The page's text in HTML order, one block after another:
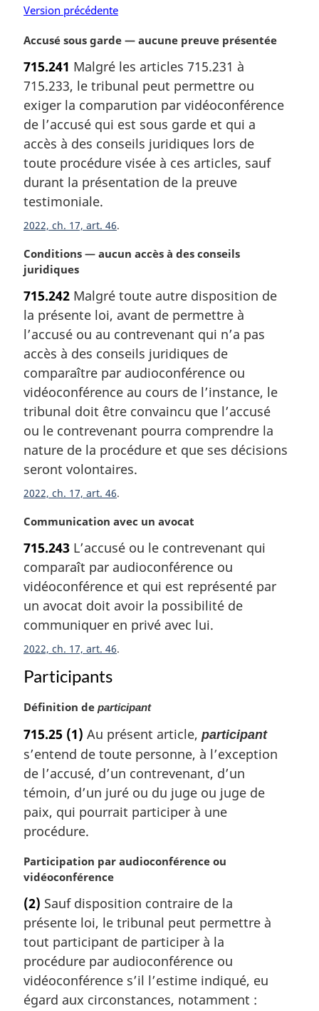
Version précédente
N
t
e
m
a
r
g
i
n
a
e
Accusé sous garde — aucune preuve présentée
715.241 Malgré les articles 715.231 à
715.233, le tribunal peut permettre ou
exiger la comparution par vidéoconférence
de l’accusé qui est sous garde et qui a
accès à des conseils juridiques lors de
toute procédure visée à ces articles, sauf
durant la présentation de la preuve
testimoniale.
2022, ch. 17, art. 46
N
o
e
m
a
r
i
n
a
l
:
Conditions — aucun accès à des conseils
juridiques
715.242 Malgré toute autre disposition de
la présente loi, avant de permettre à
l’accusé ou au contrevenant qui n’a pas
accès à des conseils juridiques de
comparaître par audioconférence ou
vidéoconférence au cours de l’instance, le
tribunal doit être convaincu que l’accusé
ou le contrevenant pourra comprendre la
nature de la procédure et que ses décisions
seront volontaires.
2022, ch. 17, art. 46
N
t
e
m
a
g
i
a
e
Communication avec un avocat
715.243 L’accusé ou le contrevenant qui
comparaît par audioconférence ou
vidéoconférence et qui est représenté par
un avocat doit avoir la possibilité de
communiquer en privé avec lui.
2022, ch. 17, art. 46
Participants
N
t
e
m
a
r
g
i
a
l
e
:
Définition de participant
715.25 (1) Au présent article, participant
s’entend de toute personne, à l’exception
de l’accusé, d’un contrevenant, d’un
témoin, d’un juré ou du juge ou juge de
paix, qui pourrait participer à une
procédure.
N
o
e
m
a
r
g
i
n
Participation par audioconférence ou
vidéoconférence
(2) Sauf disposition contraire de la
présente loi, le tribunal peut permettre à
tout participant de participer à la
procédure par audioconférence ou
vidéoconférence s’il l’estime indiqué, eu
égard aux circonstances, notamment :